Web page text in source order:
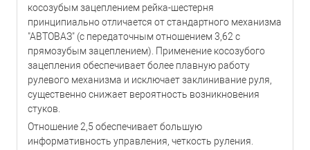
косозубым зацеплением рейка-шестерня
принципиально отличается от стандартного механизма
"АВТОВАЗ" (с передаточным отношением 3,62 с
прямозубым зацеплением). Применение косозубого
зацепления обеспечивает более плавную работу
рулевого механизма и исключает заклинивание руля,
существенно снижает вероятность возникновения
стуков.
Отношение 2,5 обеспечивает большую
информативность управления, четкость руления.